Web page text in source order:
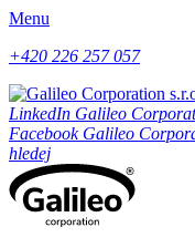
Menu
+420 226 257 057
LinkedIn Galileo
Facebook Galileo
hledej